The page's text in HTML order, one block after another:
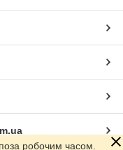
робочим часом.